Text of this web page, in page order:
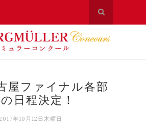
屋ファイナル各部
日程決定！
年10月12日木曜日